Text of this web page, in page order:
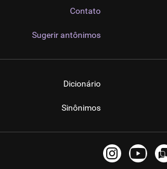
Contato
Sugerir antônimos
Dicionário
Sinônimos